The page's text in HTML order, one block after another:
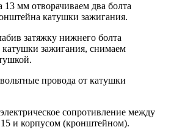
мм отворачиваем два болта
катушки зажигания.
затяжку нижнего болта
зажигания, снимаем
провода от катушки
сопротивление между
и корпусом (кронштейном).